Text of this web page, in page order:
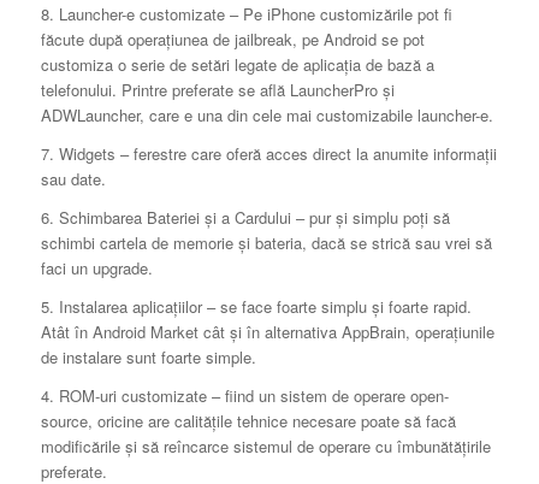
8. Launcher-e customizate – Pe iPhone customizările pot fi
făcute după operaţiunea de jailbreak, pe Android se pot
customiza o serie de setări legate de aplicaţia de bază a
telefonului. Printre preferate se află LauncherPro şi
ADWLauncher, care e una din cele mai customizabile launcher-e.
7. Widgets – ferestre care oferă acces direct la anumite informaţii
sau date.
6. Schimbarea Bateriei şi a Cardului – pur şi simplu poţi să
schimbi cartela de memorie şi bateria, dacă se strică sau vrei să
faci un upgrade.
5. Instalarea aplicaţiilor – se face foarte simplu şi foarte rapid.
Atât în Android Market cât şi în alternativa AppBrain, operaţiunile
de instalare sunt foarte simple.
4. ROM-uri customizate – fiind un sistem de operare open-
source, oricine are calităţile tehnice necesare poate să facă
modificările şi să reîncarce sistemul de operare cu îmbunătăţirile
preferate.